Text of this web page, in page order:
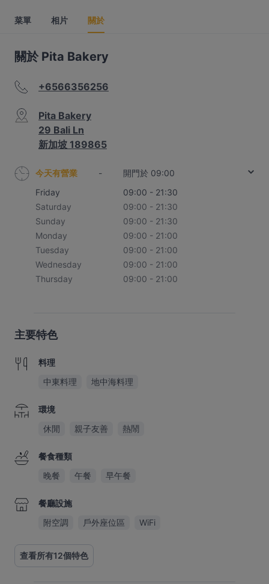
菜單 相片 關於
關於 Pita Bakery
+6566356256
Pita Bakery
29 Bali Ln
新加坡 189865
今天有營業 -
開門於 09:00
Friday
09:00 - 21:30
Saturday
09:00 - 21:30
Sunday
09:00 - 21:30
Monday
09:00 - 21:00
Tuesday
09:00 - 21:00
Wednesday
09:00 - 21:00
Thursday
09:00 - 21:00
主要特色
料理
中東料理
地中海料理
環境
休閒
親子友善 熱鬧
餐食種類
晚餐
午餐 早午餐
餐廳設施
附空調
戶外座位區 WiFi
查看所有12個特色